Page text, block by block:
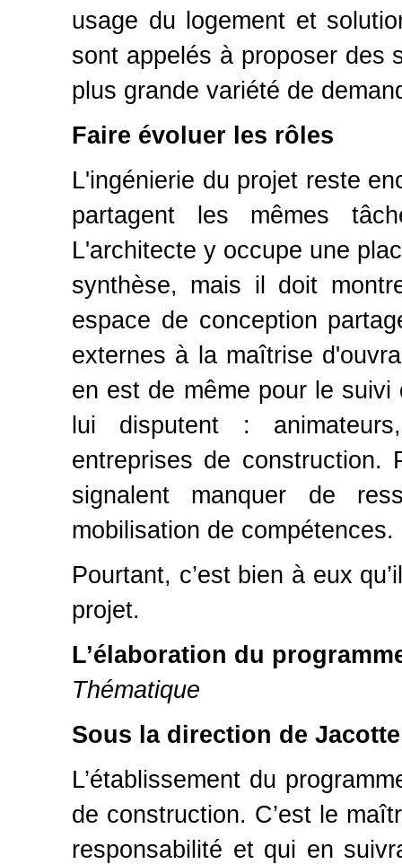
usage du logement et
sont appelés à proposer des
plus grande variété de
Faire évoluer les rôles
L'ingénierie du projet reste
partagent les mêmes
L'architecte y occupe une
synthèse, mais il doit
espace de conception
externes à la maîtrise
en est de même pour le
lui disputent :
entreprises de construction.
signalent manquer de
mobilisation de compétences.
Pourtant, c’est bien à eux
projet.
L’élaboration du
Thématique
Sous la direction de
L’établissement du
de construction. C’est le
responsabilité et qui en